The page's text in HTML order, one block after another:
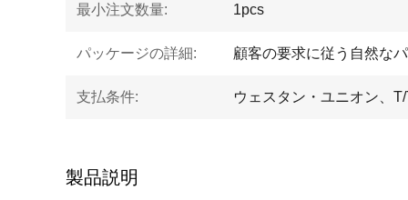
最小注文数量: 1pcs
パッケージの詳細: 顧客の要求に従う自然な
支払条件: ウェスタン・ユニオン、
製品説明